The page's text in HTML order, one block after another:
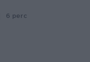
6 perc